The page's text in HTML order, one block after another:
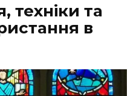
техніки та
в